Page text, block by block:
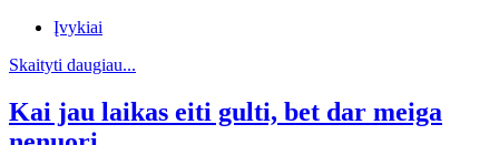
Įvykiai
Skaityti daugiau...
Kai jau laikas eiti gulti, bet dar meiga